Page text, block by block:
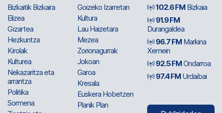
Bizkaitik Bizkaira
Elizea
Gizartea
Hezkuntza
Kirolak
Kulturea
Nekazaritza eta
arrantza
Politika
Sormena
Goizeko Izarretan
Kultura
Lau Haizetara
Mezea
Zorionagurrak
Jokoan
Garoa
Kresala
Euskera Hobetzen
Planik Plan
102.6 FM Bizkaia
91.9 FM
Durangaldea
96.7 FM Markina
Xemein
92.5 FMOndarroa
97.4 FM Urdaibai